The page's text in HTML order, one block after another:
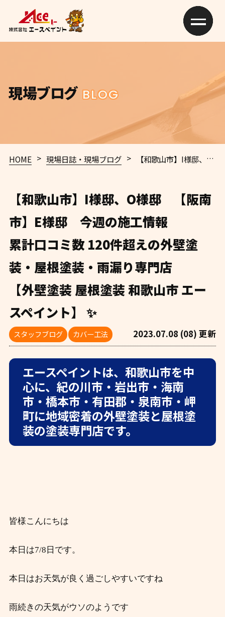
現場ブログ BLOG
HOME > 現場日誌・現場ブログ > 【和歌山市】I様邸、O様邸 【阪南市】E様邸 今週の施工情報
【和歌山市】I様邸、O様邸 【阪南
市】E様邸 今週の施工情報
累計口コミ数 120件超えの外壁塗
装・屋根塗装・雨漏り専門店
【外壁塗装 屋根塗装 和歌山市 エー
スペイント】 ✨
スタッフブログ カバー工法 2023.07.08 (08) 更新
エースペイントは、和歌山市を中
心に、紀の川市・岩出市・海南
市・橋本市・有田郡・泉南市・岬
町に地域密着の外壁塗装と屋根塗
装の塗装専門店です。
皆様こんにちは
本日は7/8日です。
本日はお天気が良く過ごしやすいですね
雨続きの天気がウソのようです